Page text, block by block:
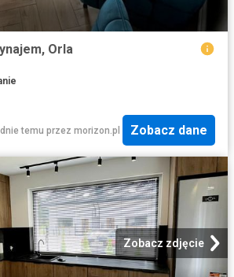
Orla
temu przez morizon.pl Zobacz dane
Zobacz zdjęcie